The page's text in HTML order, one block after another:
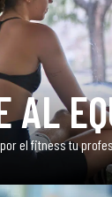
AL
el fitness tu